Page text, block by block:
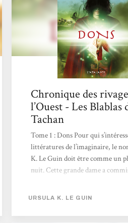
Chronique des
l’Ouest - Les Blablas
Tachan
Tome 1 : Dons Pour qui
littératures de l’imaginaire, le
K. Le Guin doit être comme un
nuit. Cette grande dame a
fantasy. Je me suis frottée à sa
Terremer, puis plus tard je suis
URSULA K. LE GUIN